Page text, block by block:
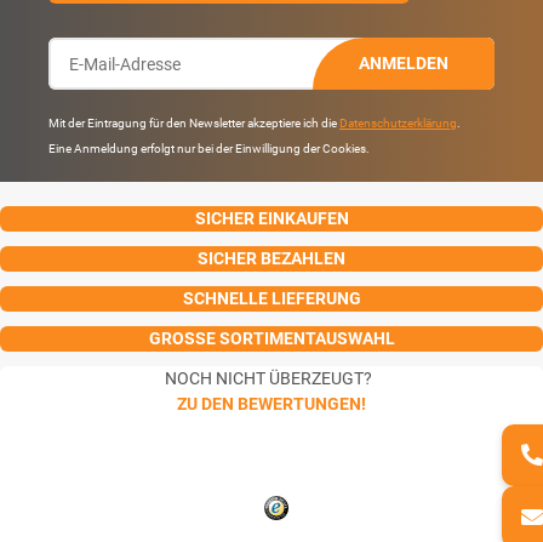
ANMELDEN
Mit der Eintragung für den Newsletter akzeptiere ich die Datenschutzerklärung
Eine Anmeldung erfolgt nur bei der Einwilligung der Cookies.
SICHER EINKAUFEN
SICHER BEZAHLEN
SCHNELLE LIEFERUNG
GROSSE SORTIMENTAUSWAHL
NOCH NICHT ÜBERZEUGT?
ZU DEN BEWERTUNGEN!